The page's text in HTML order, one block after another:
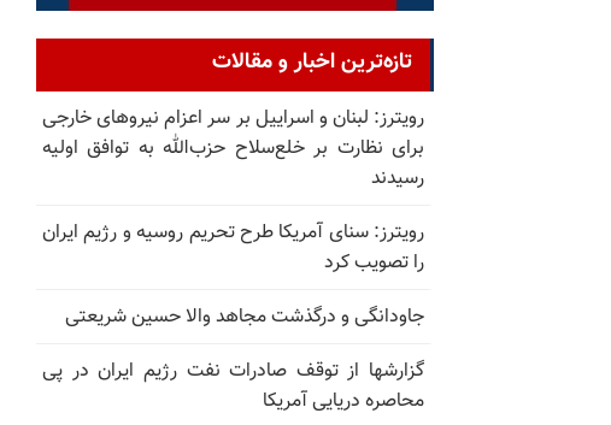
تازه‌ترین اخبار و مقالات
رویترز: لبنان و اسراییل بر سر اعزام نیروهای خارجی
برای نظارت بر خلع‌سلاح حزب‌الله به توافق اولیه
رسیدند
رویترز: سنای آمریکا طرح تحریم روسیه و رژیم ایران
را تصویب کرد
جاودانگی و درگذشت مجاهد والا حسین شریعتی
گزارشها از توقف صادرات نفت رژیم ایران در پی
محاصره دریایی آمریکا